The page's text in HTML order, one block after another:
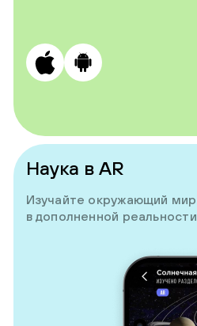
Наука в AR
Изучайте окружающий мир
в дополненной реальности